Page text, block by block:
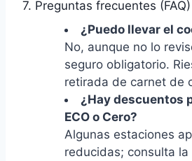
7. Preguntas frecuentes (FAQ)
¿Puedo llevar el
No, aunque no lo
seguro obligatorio.
retirada de carnet de
¿Hay descuentos
ECO o Cero?
Algunas estaciones
reducidas; consulta